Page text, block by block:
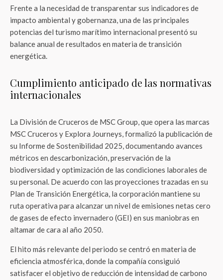
Frente a la necesidad de transparentar sus indicadores de
impacto ambiental y gobernanza, una de las principales
potencias del turismo marítimo internacional presentó su
balance anual de resultados en materia de transición
energética.
Cumplimiento anticipado de las normativas
internacionales
La División de Cruceros de MSC Group, que opera las marcas
MSC Cruceros y Explora Journeys, formalizó la publicación de
su Informe de Sostenibilidad 2025, documentando avances
métricos en descarbonización, preservación de la
biodiversidad y optimización de las condiciones laborales de
su personal. De acuerdo con las proyecciones trazadas en su
Plan de Transición Energética, la corporación mantiene su
ruta operativa para alcanzar un nivel de emisiones netas cero
de gases de efecto invernadero (GEI) en sus maniobras en
altamar de cara al año 2050.
El hito más relevante del periodo se centró en materia de
eficiencia atmosférica, donde la compañía consiguió
satisfacer el objetivo de reducción de intensidad de carbono